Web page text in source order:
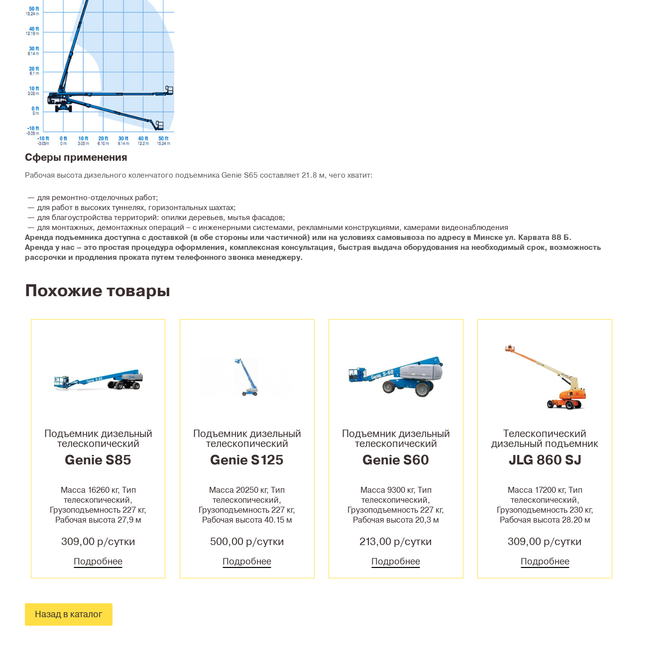
Сферы применения
Рабочая высота дизельного коленчатого подъемника Genie S65 составляет 21.8 м, чего хватит:
для ремонтно-отделочных работ;
для работ в высоких туннелях, горизонтальных шахтах;
для благоустройства территорий: опилки деревьев, мытья фасадов;
для монтажных, демонтажных операций – с инженерными системами, рекламными конструкциями, камерами видеонаблюдения
Аренда подъемника доступна с доставкой (в обе стороны или частичной) или на условиях самовывоза по адресу в Минске ул. Карвата 88 Б.
Аренда у нас – это простая процедура оформления, комплексная консультация, быстрая выдача оборудования на необходимый срок, возможность
рассрочки и продления проката путем телефонного звонка менеджеру.
Похожие товары
Подъемник дизельный
телескопический
Genie S85
Масса 16260 кг, Тип
телескопический,
Грузоподъемность 227 кг,
Рабочая высота 27,9 м
Подробнее
309,00 р/сутки
Подъемник дизельный
телескопический
Genie S125
Масса 20250 кг, Тип
телескопический,
Грузоподъемность 227 кг,
Рабочая высота 40.15 м
Подробнее
500,00 р/сутки
Подъемник дизельный
телескопический
Genie S60
Масса 9300 кг, Тип
телескопический,
Грузоподъемность 227 кг,
Рабочая высота 20,3 м
Подробнее
213,00 р/сутки
Телескопический
дизельный подъемник
JLG 860 SJ
Масса 17200 кг, Тип
телескопический,
Грузоподъемность 230 кг,
Рабочая высота 28.20 м
Подробнее
309,00 р/сутки
Назад в каталог